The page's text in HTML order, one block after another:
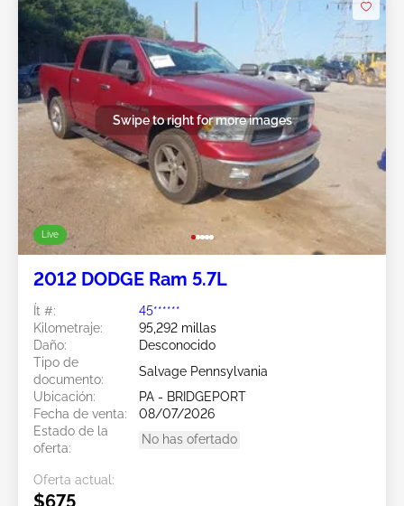
Live
Swipe to right for more images
2012 DODGE Ram 5.7L
Ít #:
45******
Kilometraje:
95,292 millas
Daño:
Desconocido
Tipo de
documento:
Salvage Pennsylvania
Ubicación:
PA - BRIDGEPORT
Fecha de venta:
08/07/2026
Estado de la
oferta:
No has ofertado
Oferta actual:
$675